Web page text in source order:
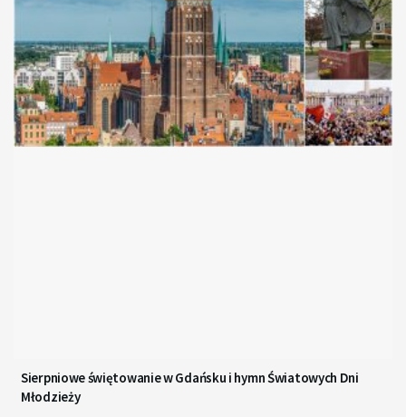
Sierpniowe świętowanie w Gdańsku i hymn Światowych Dni
Młodzieży